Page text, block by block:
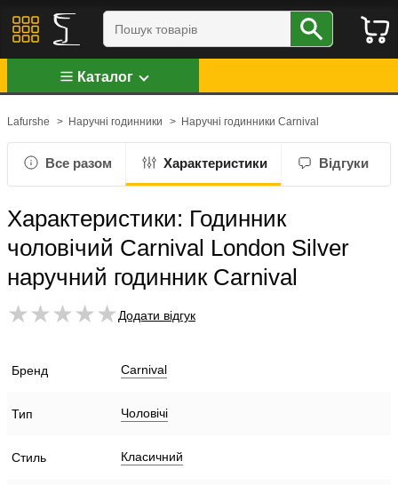
Каталог
Lafurshe > Наручні годинники > Наручні годинники Carnival
Все разом Характеристики Відгуки
Характеристики: Годинник
чоловічий Carnival London Silver
наручний годинник Carnival
Додати відгук
Бренд Carnival
Тип Чоловічі
Стиль Класичний